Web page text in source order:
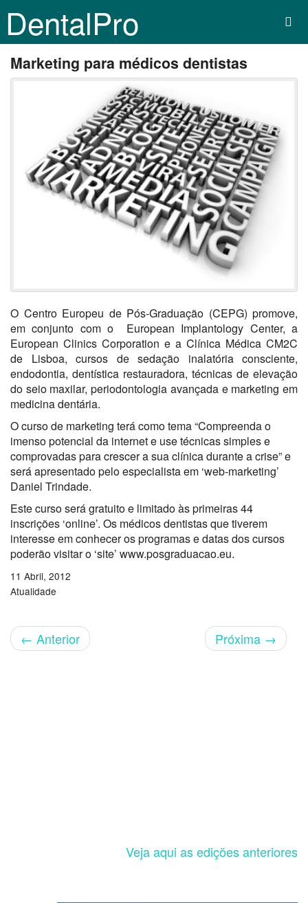
DentalPro
Marketing para médicos dentistas
O Centro Europeu de Pós-Graduação (CEPG) promove,
em conjunto com o European Implantology Center, a
European Clinics Corporation e a Clínica Médica CM2C
de Lisboa, cursos de sedação inalatória consciente,
endodontia, dentística restauradora, técnicas de elevação
do seio maxilar, periodontologia avançada e marketing em
medicina dentária.
O curso de marketing terá como tema “Compreenda o
imenso potencial da internet e use técnicas simples e
comprovadas para crescer a sua clínica durante a crise” e
será apresentado pelo especialista em ‘web-marketing’
Daniel Trindade.
Este curso será gratuito e limitado às primeiras 44
inscrições ‘online’. Os médicos dentistas que tiverem
interesse em conhecer os programas e datas dos cursos
poderão visitar o ‘site’ www.posgraduacao.eu.
11 Abril, 2012
Atualidade
← Anterior Próxima →
Veja aqui as edições anteriores